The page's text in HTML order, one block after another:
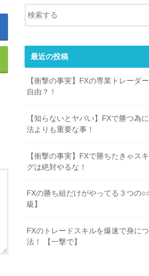
最近の投稿
【衝撃の事実】FXの専業トレーダ
自由？！
【知らないとヤバい】FXで勝つ為
法よりも重要な事！
【衝撃の事実】FXで勝ちたきゃス
グは絶対やるな！
FXの勝ち組だけがやってる３つの
級】
FXのトレードスキルを爆速で身に
法！ 【一撃で】